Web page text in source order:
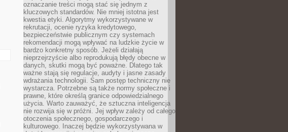
oznaczanie treści mogą stać się jednym z
kluczowych standardów. Nie mniej istotna jest
kwestia etyki. Algorytmy wykorzystywane w
rekrutacji, ocenie ryzyka kredytowego,
bezpieczeństwie publicznym czy systemach
rekomendacji mogą wpływać na ludzkie życie w
bardzo konkretny sposób. Jeżeli działają
nieprzejrzyście albo reprodukują błędy obecne w
danych, skutki mogą być poważne. Dlatego tak
ważne stają się regulacje, audyty i jasne zasady
wdrażania technologii. Sam postęp techniczny nie
wystarcza. Potrzebne są także normy społeczne i
prawne, które określą granice odpowiedzialnego
użycia. Warto zauważyć, że sztuczna inteligencja
nie rozwija się w próżni. Jej wpływ zależy od całego
otoczenia społecznego, gospodarczego i
kulturowego. Inaczej będzie wykorzystywana w